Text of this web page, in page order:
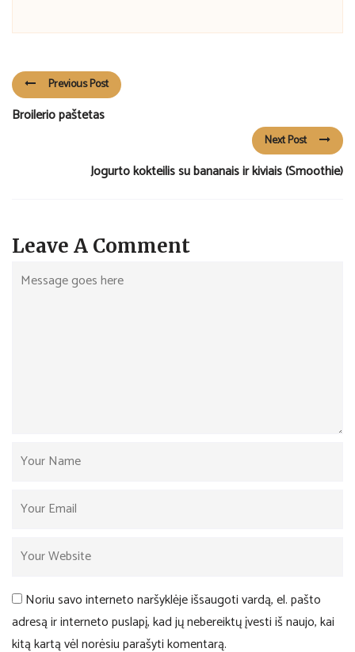
Previous Post
Broilerio paštetas
Next Post
Jogurto kokteilis su bananais ir kiviais (Smoothie)
Leave A Comment
Noriu savo interneto naršyklėje išsaugoti vardą, el. pašto
adresą ir interneto puslapį, kad jų nebereiktų įvesti iš naujo, kai
kitą kartą vėl norėsiu parašyti komentarą.